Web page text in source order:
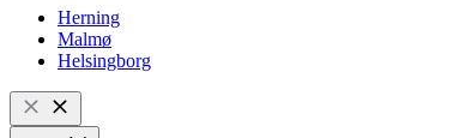
Herning
Malmø
Helsingborg